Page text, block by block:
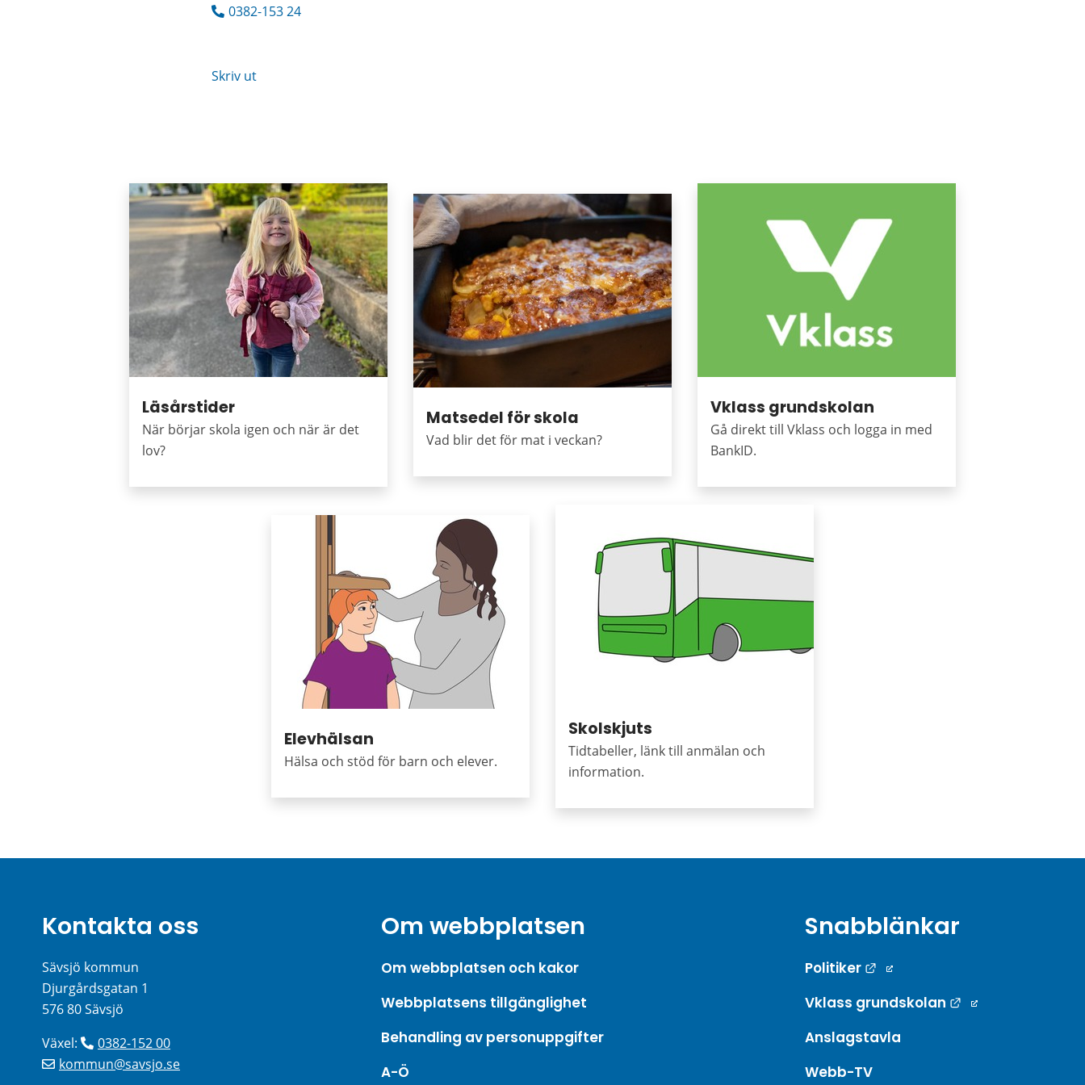
0382-153 24
Skriv ut
Läsårstider
När börjar skola igen och när är det
lov?
Matsedel för skola
Vad blir det för mat i veckan?
Vklass grundskolan
Gå direkt till Vklass och logga in med
BankID.
Elevhälsan
Hälsa och stöd för barn och elever.
Skolskjuts
Tidtabeller, länk till anmälan och
information.
Kontakta oss
Sävsjö kommun
Djurgårdsgatan 1
576 80 Sävsjö
Växel:
0382-152 00
kommun@savsjo.se
Om webbplatsen
Om webbplatsen och kakor
Webbplatsens tillgänglighet
Behandling av personuppgifter
A-Ö
Snabblänkar
Politiker
Länk till annan webbplats.
Vklass grundskolan
Länk till annan
Anslagstavla
Webb-TV